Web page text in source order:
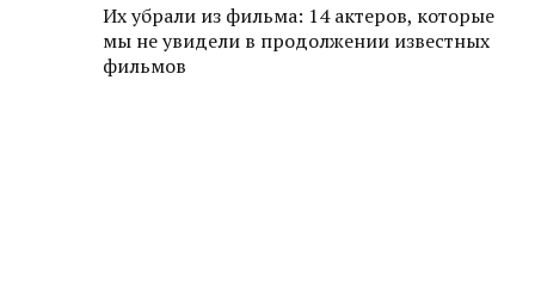
Их убрали из фильма: 14 актеров, которые
мы не увидели в продолжении известных
фильмов